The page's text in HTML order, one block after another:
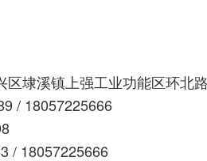
区埭溪镇上强工业功能区环北
/ 18057225666
/ 18057225666